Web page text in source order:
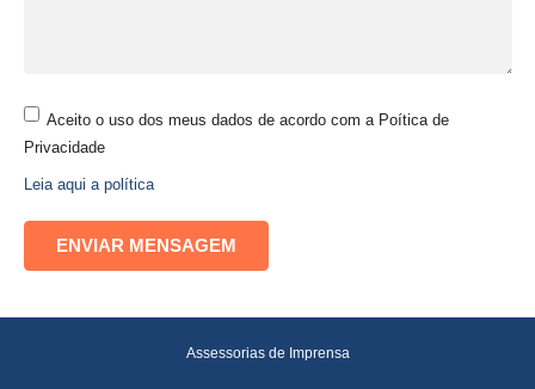
Aceito o uso dos meus dados de acordo com a Poítica de
Privacidade
Leia aqui a política
Assessorias de Imprensa